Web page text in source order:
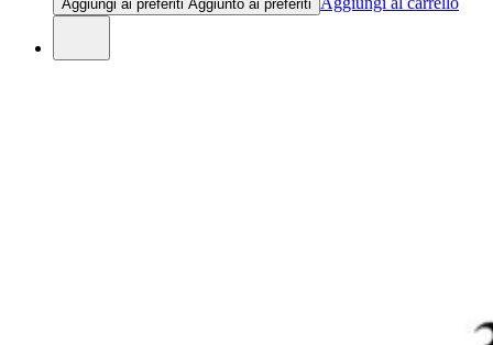
Aggiungi ai preferiti Aggiunto ai preferiti